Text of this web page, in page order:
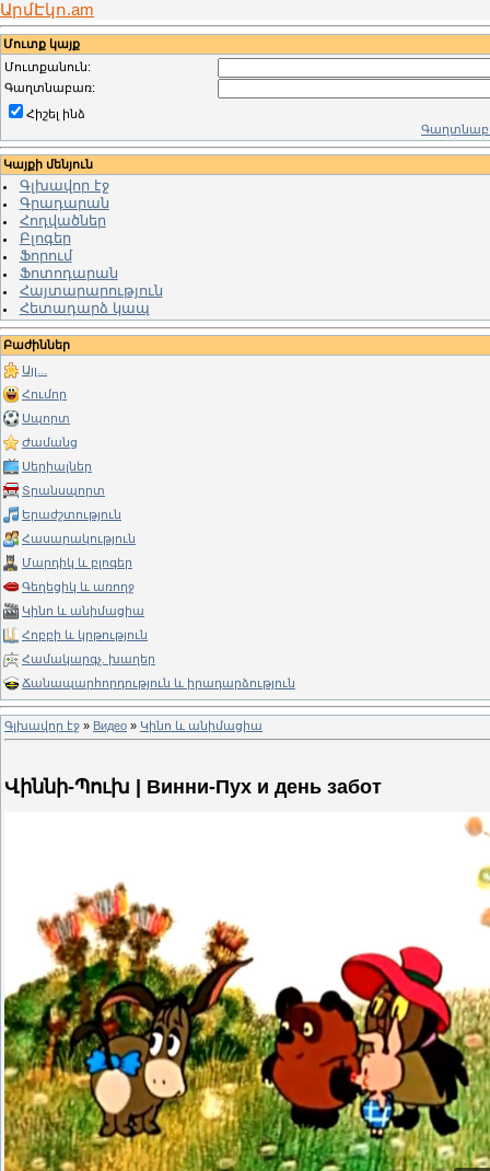
ԱրմԷկո.am
Մուտք կայք
Մուտքանուն:
Գաղտնաբառ:
Հիշել ինձ
Կայքի մենյուն
Գլխավոր էջ
Գրադարան
Հոդվածներ
Բլոգեր
Ֆորում
Ֆոտոդարան
Հայտարարություն
Հետադարձ կապ
Բաժիններ
Այլ...
Հումոր
Սպորտ
Ժամանց
Սերիալներ
Տրանսպորտ
Երաժշտություն
Հասարակություն
Մարդիկ և բլոգեր
Գեղեցիկ և առողջ
Կինո և անիմացիա
Հոբբի և կրթություն
Համակարգչ. խաղեր
Ճանապարհորդություն և իրադարձություն
Գլխավոր էջ » Видео » Կինո և անիմացիա
Վիննի-Պուխ | Винни-Пух и день забот